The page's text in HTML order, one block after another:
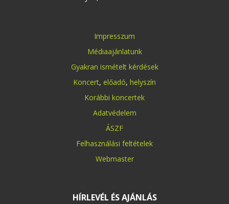
Impresszum
Médiaajánlatunk
Gyakran ismételt kérdések
Koncert, előadó, helyszín
Korábbi koncertek
Adatvédelem
ÁSZF
Felhasználási feltételek
Webmaster
HÍRLEVÉL ÉS AJÁNLÁS